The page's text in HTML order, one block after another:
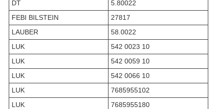
DT
5.80022
FEBI BILSTEIN
27817
LAUBER
58.0022
LUK
542 0023 10
LUK
542 0059 10
LUK
542 0066 10
LUK
7685955102
LUK
7685955180